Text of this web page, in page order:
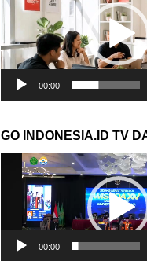
00:00
GO INDONESIA.ID TV
Pemutar
Video
00:00